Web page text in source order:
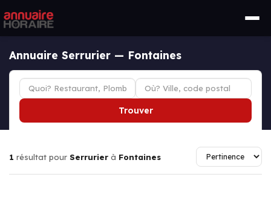
Annuaire Serrurier — Fontaines
Trouver
1 résultat pour Serrurier à Fontaines